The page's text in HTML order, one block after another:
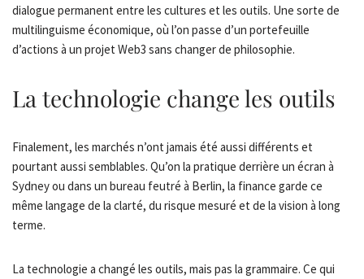
dialogue permanent entre les cultures et les outils. Une sorte de
multilinguisme économique, où l’on passe d’un portefeuille
d’actions à un projet Web3 sans changer de philosophie.
La technologie change les outils
Finalement, les marchés n’ont jamais été aussi différents et
pourtant aussi semblables. Qu’on la pratique derrière un écran à
Sydney ou dans un bureau feutré à Berlin, la finance garde ce
même langage de la clarté, du risque mesuré et de la vision à long
terme.
La technologie a changé les outils, mais pas la grammaire. Ce qui